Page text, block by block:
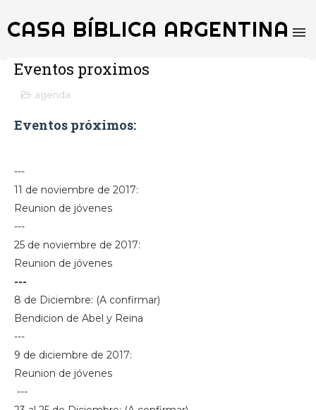
CASA BÍBLICA ARGENTINA
Eventos proximos
agenda
Eventos próximos:
---
11 de noviembre de 2017:
Reunion de jóvenes
---
25 de noviembre de 2017:
Reunion de jóvenes
---
8 de Diciembre: (A confirmar)
Bendicion de Abel y Reina
---
9 de diciembre de 2017:
Reunion de jóvenes
---